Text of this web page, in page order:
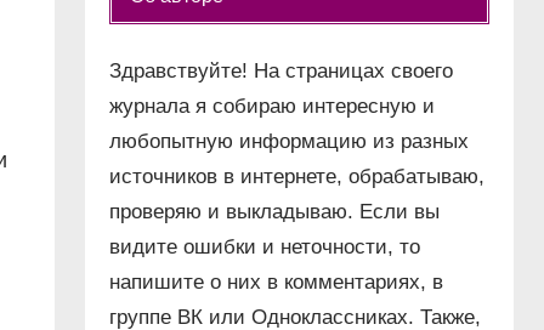
Здравствуйте! На страницах своего
журнала я собираю интересную и
любопытную информацию из разных
источников в интернете, обрабатываю,
проверяю и выкладываю. Если вы
видите ошибки и неточности, то
напишите о них в комментариях, в
группе ВК или Одноклассниках. Также,